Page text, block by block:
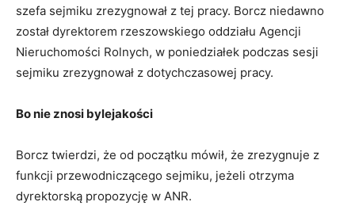
szefa sejmiku zrezygnował z tej pracy. Borcz niedawno
został dyrektorem rzeszowskiego oddziału Agencji
Nieruchomości Rolnych, w poniedziałek podczas sesji
sejmiku zrezygnował z dotychczasowej pracy.
Bo nie znosi bylejakości
Borcz twierdzi, że od początku mówił, że zrezygnuje z
funkcji przewodniczącego sejmiku, jeżeli otrzyma
dyrektorską propozycję w ANR.